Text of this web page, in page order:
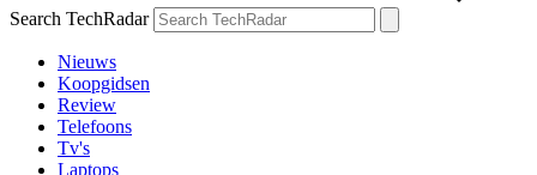
Search TechRadar
Nieuws
Koopgidsen
Review
Telefoons
Tv's
Laptops